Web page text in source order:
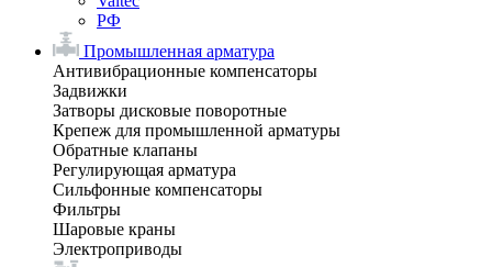
РФ
Промышленная арматура
Антивибрационные компенсаторы
Задвижки
Затворы дисковые поворотные
Крепеж для промышленной арматуры
Обратные клапаны
Регулирующая арматура
Сильфонные компенсаторы
Фильтры
Шаровые краны
Электроприводы